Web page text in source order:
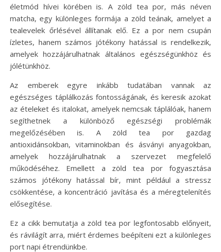
életmód hívei körében is. A zöld tea por, más néven
matcha, egy különleges formája a zöld teának, amelyet a
tealevelek őrlésével állítanak elő. Ez a por nem csupán
ízletes, hanem számos jótékony hatással is rendelkezik,
amelyek hozzájárulhatnak általános egészségünkhöz és
jólétünkhöz.
Az emberek egyre inkább tudatában vannak az
egészséges táplálkozás fontosságának, és keresik azokat
az ételeket és italokat, amelyek nemcsak táplálóak, hanem
segíthetnek a különböző egészségi problémák
megelőzésében is. A zöld tea por gazdag
antioxidánsokban, vitaminokban és ásványi anyagokban,
amelyek hozzájárulhatnak a szervezet megfelelő
működéséhez. Emellett a zöld tea por fogyasztása
számos jótékony hatással bír, mint például a stressz
csökkentése, a koncentráció javítása és a méregtelenítés
elősegítése.
Ez a cikk bemutatja a zöld tea por legfontosabb előnyeit,
és rávilágít arra, miért érdemes beépíteni ezt a különleges
port napi étrendünkbe.